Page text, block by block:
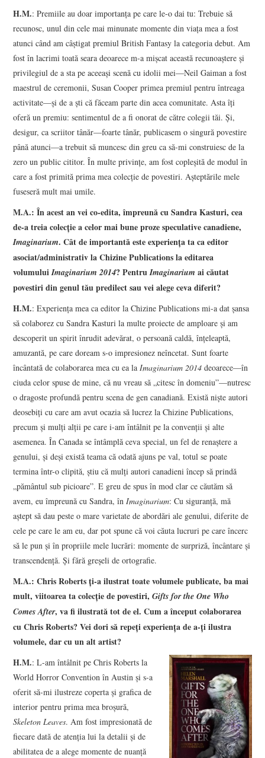
H.M.: Premiile au doar importanţa pe care le-o dai tu: Trebuie să
recunosc, unul din cele mai minunate momente din viaţa mea a fost
atunci când am câştigat premiul British Fantasy la categoria debut. Am
fost în lacrimi toată seara deoarece m-a mişcat această recunoaştere şi
privilegiul de a sta pe aceeaşi scenă cu idolii mei—Neil Gaiman a fost
maestrul de ceremonii, Susan Cooper primea premiul pentru întreaga
activitate—şi de a şti că făceam parte din acea comunitate. Asta îţi
oferă un premiu: sentimentul de a fi onorat de către colegii tăi. Şi,
desigur, ca scriitor tânăr—foarte tânăr, publicasem o singură povestire
până atunci—a trebuit să muncesc din greu ca să-mi construiesc de la
zero un public cititor. În multe privinţe, am fost copleşită de modul în
care a fost primită prima mea colecţie de povestiri. Aşteptările mele
fuseseră mult mai umile.
M.A.: În acest an vei co-edita, împreună cu Sandra Kasturi, cea
de-a treia colecţie a celor mai bune proze speculative canadiene,
Imaginarium. Cât de importantă este experienţa ta ca editor
asociat/administrativ la Chizine Publications la editarea
volumuluiImaginarium 2014? PentruImaginarium ai căutat
povestiri din genul tău predilect sau vei alege ceva diferit?
H.M.: Experienţa mea ca editor la Chizine Publications mi-a dat şansa
să colaborez cu Sandra Kasturi la multe proiecte de amploare şi am
descoperit un spirit înrudit adevărat, o persoană caldă, înţeleaptă,
amuzantă, pe care doream s-o impresionez neîncetat. Sunt foarte
încântată de colaborarea mea cu ea laImaginarium 2014 deoarece—în
ciuda celor spuse de mine, că nu vreau să „citesc în domeniu”—nutresc
o dragoste profundă pentru scena de gen canadiană. Există nişte autori
deosebiţi cu care am avut ocazia să lucrez la Chizine Publications,
precum şi mulţi alţii pe care i-am întâlnit pe la convenţii şi alte
asemenea. În Canada se întâmplă ceva special, un fel de renaştere a
genului, şi deşi există teama că odată ajuns pe val, totul se poate
termina într-o clipită, ştiu că mulţi autori canadieni încep să prindă
„pământul sub picioare”. E greu de spus în mod clar ce căutăm să
avem, eu împreună cu Sandra, înImaginarium: Cu siguranţă, mă
aştept să dau peste o mare varietate de abordări ale genului, diferite de
cele pe care le am eu, dar pot spune că voi căuta lucruri pe care încerc
să le pun şi în propriile mele lucrări: momente de surpriză, încântare şi
transcendenţă. Şi fără greşeli de ortografie.
M.A.: Chris Roberts ţi-a ilustrat toate volumele publicate, ba mai
mult, viitoarea ta colecţie de povestiri,Gifts for the One Who
Comes After, va fi ilustrată tot de el. Cum a început colaborarea
cu Chris Roberts? Vei dori să repeţi experienţa de a-ţi ilustra
volumele, dar cu un alt artist?
H.M.: L-am întâlnit pe Chris Roberts la
World Horror Convention în Austin şi s-a
oferit să-mi ilustreze coperta şi grafica de
interior pentru prima mea broşură,
Skeleton Leaves. Am fost impresionată de
fiecare dată de atenţia lui la detalii şi de
abilitatea de a alege momente de nuanţă